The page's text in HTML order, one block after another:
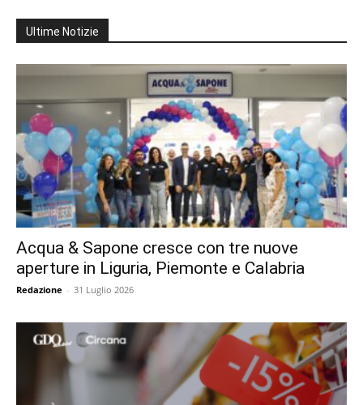
Ultime Notizie
Acqua & Sapone cresce con tre nuove
aperture in Liguria, Piemonte e Calabria
Redazione - 31 Luglio 2026